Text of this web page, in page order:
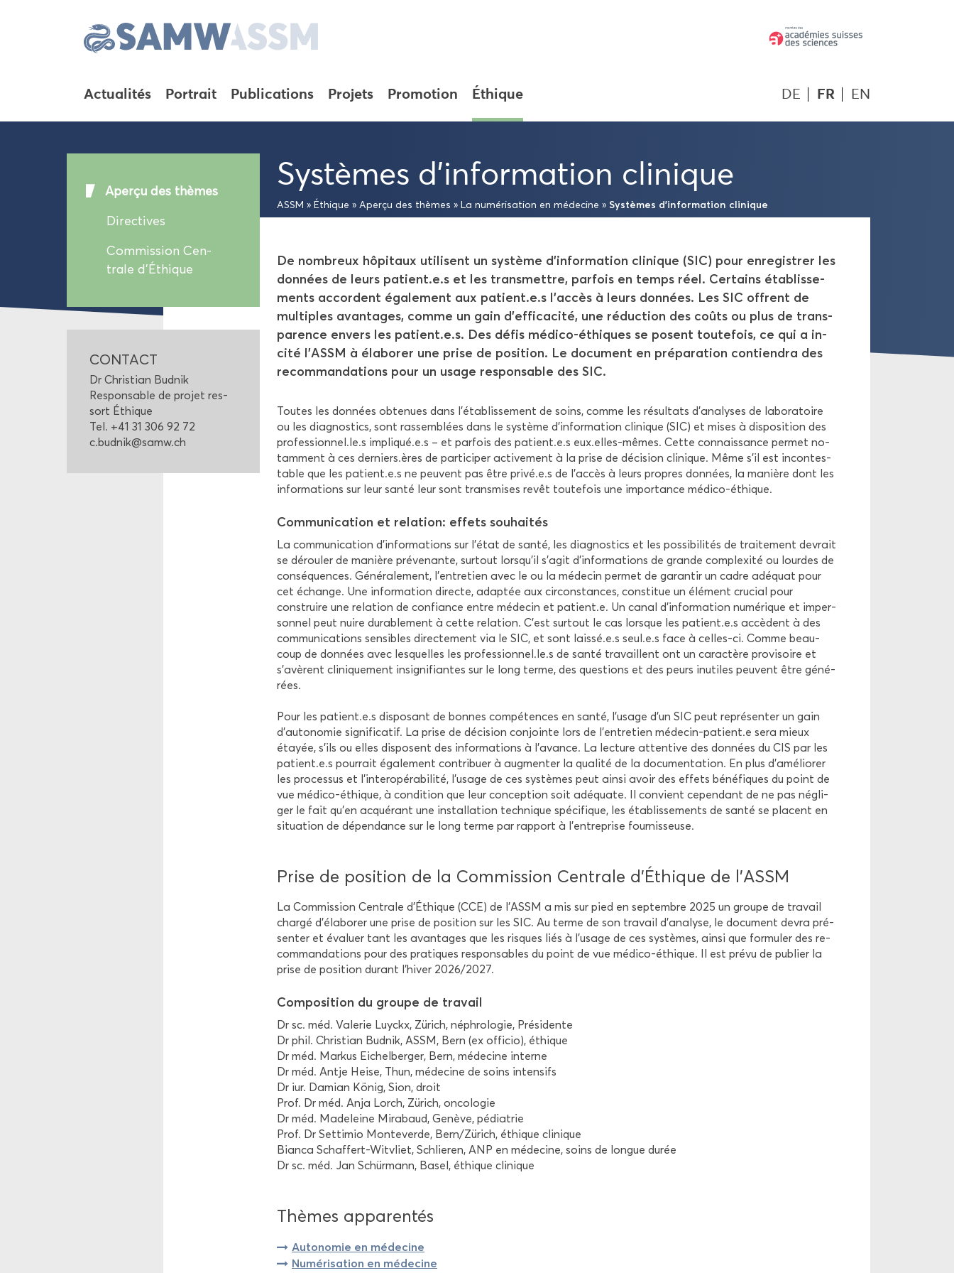
Ac­tua­li­tés Por­trait Pu­bli­ca­tions Pro­jets Pro­mo­tion Éthique
Aper­çu des thèmes
Di­rec­tives
Com­mis­sion Cen­
trale d'Éthique
CONTACT
Dr Chris­tian Bud­nik
Res­pon­sable de pro­jet res­
sort Éthique
Tel. +41 31 306 92 72
c.bud­nik@samw.ch
DE FR EN
Sys­tèmes d’in­for­ma­tion cli­nique
ASSM » Éthique » Aper­çu des thèmes » La nu­mé­ri­sa­tion en mé­de­cine » Sys­tèmes d’in­for­ma­tion cli­nique
De nom­breux hô­pi­taux uti­lisent un sys­tème d’in­for­ma­tion cli­nique (SIC) pour en­re­gis­trer les
don­nées de leurs pa­tient.e.s et les trans­mettre, par­fois en temps réel. Cer­tains éta­blis­se­
ments ac­cordent éga­le­ment aux pa­tient.e.s l’accès à leurs don­nées. Les SIC offrent de
mul­tiples avan­tages, comme un gain d'ef­fi­ca­ci­té, une ré­duc­tion des coûts ou plus de trans­
pa­rence en­vers les pa­tient.e.s. Des défis médico-​éthiques se posent tou­te­fois, ce qui a in­
ci­té l’ASSM à éla­bo­rer une prise de po­si­tion. Le do­cu­ment en pré­pa­ra­tion contien­dra des
re­com­man­da­tions pour un usage res­pon­sable des SIC.
Toutes les don­nées ob­te­nues dans l’éta­blis­se­ment de soins, comme les ré­sul­tats d’ana­lyses de la­bo­ra­toire
ou les diag­nos­tics, sont ras­sem­blées dans le sys­tème d’in­for­ma­tion cli­nique (SIC) et mises à dis­po­si­tion des
pro­fes­sion­nel.le.s im­pli­qué.e.s – et par­fois des pa­tient.e.s eux.elles-​mêmes. Cette connais­sance per­met no­
tam­ment à ces der­niers.ères de par­ti­ci­per ac­ti­ve­ment à la prise de dé­ci­sion cli­nique. Même s’il est in­con­tes­
table que les pa­tient.e.s ne peuvent pas être privé.e.s de l'ac­cès à leurs propres don­nées, la ma­nière dont les
in­for­ma­tions sur leur santé leur sont trans­mises revêt tou­te­fois une im­por­tance médico-​éthique.
Com­mu­ni­ca­tion et re­la­tion: ef­fets sou­hai­tés
La com­mu­ni­ca­tion d’in­for­ma­tions sur l’état de santé, les diag­nos­tics et les pos­si­bi­li­tés de trai­te­ment de­vrait
se dé­rou­ler de ma­nière pré­ve­nante, sur­tout lors­qu’il s’agit d’in­for­ma­tions de grande com­plexi­té ou lourdes de
consé­quences. Gé­né­ra­le­ment, l’en­tre­tien avec le ou la mé­de­cin per­met de ga­ran­tir un cadre adé­quat pour
cet échange. Une in­for­ma­tion di­recte, adap­tée aux cir­cons­tances, consti­tue un élé­ment cru­cial pour
construire une re­la­tion de confiance entre mé­de­cin et pa­tient.e. Un canal d’in­for­ma­tion nu­mé­rique et im­per­
son­nel peut nuire du­ra­ble­ment à cette re­la­tion. C’est sur­tout le cas lorsque les pa­tient.e.s ac­cèdent à des
com­mu­ni­ca­tions sen­sibles di­rec­te­ment via le SIC, et sont lais­sé.e.s seul.e.s face à celles-​ci. Comme beau­
coup de don­nées avec les­quelles les pro­fes­sion­nel.le.s de santé tra­vaillent ont un ca­rac­tère pro­vi­soire et
s’avèrent cli­ni­que­ment in­si­gni­fiantes sur le long terme, des ques­tions et des peurs in­utiles peuvent être gé­né­
rées.
Pour les pa­tient.e.s dis­po­sant de bonnes com­pé­tences en santé, l’usage d’un SIC peut re­pré­sen­ter un gain
d’au­to­no­mie si­gni­fi­ca­tif. La prise de dé­ci­sion conjointe lors de l’en­tre­tien médecin-​patient.e sera mieux
étayée, s’ils ou elles dis­posent des in­for­ma­tions à l’avance. La lec­ture at­ten­tive des don­nées du CIS par les
pa­tient.e.s pour­rait éga­le­ment contri­buer à aug­men­ter la qua­li­té de la do­cu­men­ta­tion. En plus d’amé­lio­rer
les pro­ces­sus et l’in­ter­opé­ra­bi­li­té, l’usage de ces sys­tèmes peut ainsi avoir des ef­fets bé­né­fiques du point de
vue médico-​éthique, à condi­tion que leur concep­tion soit adé­quate. Il convient ce­pen­dant de ne pas né­gli­
ger le fait qu’en ac­qué­rant une ins­tal­la­tion tech­nique spé­ci­fique, les éta­blis­se­ments de santé se placent en
si­tua­tion de dé­pen­dance sur le long terme par rap­port à l’en­tre­prise four­nis­seuse.
Prise de po­si­tion de la Com­mis­sion Cen­trale d’Éthique de l’ASSM
La Com­mis­sion Cen­trale d’Éthique (CCE) de l’ASSM a mis sur pied en sep­tembre 2025 un groupe de tra­vail
char­gé d’éla­bo­rer une prise de po­si­tion sur les SIC. Au terme de son tra­vail d’ana­lyse, le do­cu­ment devra pré­
sen­ter et éva­luer tant les avan­tages que les risques liés à l’usage de ces sys­tèmes, ainsi que for­mu­ler des re­
com­man­da­tions pour des pra­tiques res­pon­sables du point de vue médico-​éthique. Il est prévu de pu­blier la
prise de po­si­tion du­rant l’hiver 2026/2027.
Com­po­si­tion du groupe de tra­vail
Dr sc. méd. Va­le­rie Luy­ckx, Zürich, né­phro­lo­gie, Pré­si­dente
Dr phil. Chris­tian Bud­nik, ASSM, Bern (ex of­fi­cio), éthique
Dr méd. Mar­kus Ei­chel­ber­ger, Bern, mé­de­cine in­terne
Dr méd. Antje Heise, Thun, mé­de­cine de soins in­ten­sifs
Dr iur. Da­mian König, Sion, droit
Prof. Dr méd. Anja Lorch, Zürich, on­co­lo­gie
Dr méd. Ma­de­leine Mi­ra­baud, Ge­nève, pé­dia­trie
Prof. Dr Set­ti­mio Mon­te­verde, Bern/Zürich, éthique cli­nique
Bian­ca Schaffert-​Witvliet, Schlie­ren, ANP en mé­de­cine, soins de longue durée
Dr sc. méd. Jan Schürmann, Basel, éthique cli­nique
Thèmes ap­pa­ren­tés
Au­to­no­mie en mé­de­cine
Nu­mé­ri­sa­tion en mé­de­cine